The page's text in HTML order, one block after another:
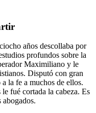
años descollaba por
profundos sobre la
Maximiliano y le
Disputó con gran
la fe a muchos de ellos.
fué cortada la cabeza. Es